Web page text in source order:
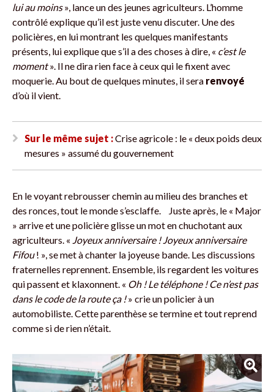
lui au moins», lance un des jeunes agriculteurs. L’homme
contrôlé explique qu’il est juste venu discuter. Une des
policières, en lui montrant les quelques manifestants
présents, lui explique que s’il a des choses à dire, « c’est le
moment». Il ne dira rien face à ceux qui le fixent avec
moquerie. Au bout de quelques minutes, il sera renvoyé
d’où il vient.
Sur le même sujet :Crise agricole : le « deux poids deux
mesures » assumé du gouvernement
En le voyant rebrousser chemin au milieu des branches et
des ronces, tout le monde s’esclaffe.
Juste après, le « Major
» arrive et une policière glisse un mot en chuchotant aux
agriculteurs. « Joyeux anniversaire ! Joyeux anniversaire
Fifou! », se met à chanter la joyeuse bande. Les discussions
fraternelles reprennent. Ensemble, ils regardent les voitures
qui passent et klaxonnent. « Oh ! Le téléphone ! Ce n’est pas
dans le code de la route ça !» crieun policier à un
automobiliste. Cette parenthèse se termine et tout reprend
comme si de rien n’était.